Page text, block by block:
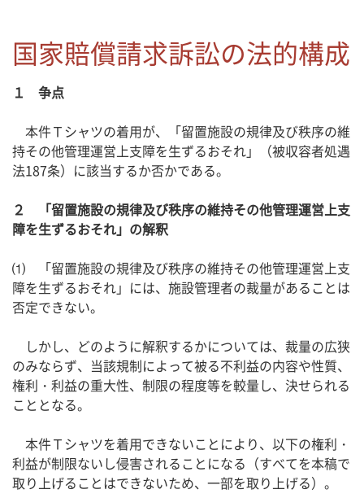
国家賠償請求訴訟の法的構成
１ 争点
本件Ｔシャツの着用が、「留置施設の規律及び秩序の維
持その他管理運営上支障を生ずるおそれ」（被収容者処遇
法187条）に該当するか否かである。
２ 「留置施設の規律及び秩序の維持その他管理運営上支
障を生ずるおそれ」の解釈
⑴ 「留置施設の規律及び秩序の維持その他管理運営上支
障を生ずるおそれ」には、施設管理者の裁量があることは
否定できない。
しかし、どのように解釈するかについては、裁量の広狭
のみならず、当該規制によって被る不利益の内容や性質、
権利・利益の重大性、制限の程度等を較量し、決せられる
こととなる。
本件Ｔシャツを着用できないことにより、以下の権利・
利益が制限ないし侵害されることになる（すべてを本稿で
取り上げることはできないため、一部を取り上げる）。